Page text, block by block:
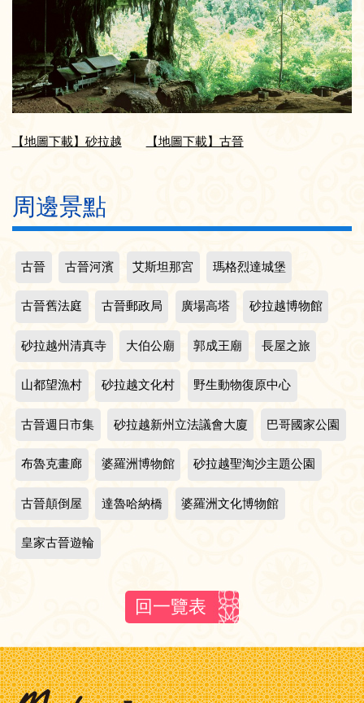
【地圖下載】砂拉越 【地圖下載】古晉
周邊景點
古晉 古晉河濱 艾斯坦那宮 瑪格烈達城堡
古晉舊法庭 古晉郵政局 廣場高塔 砂拉越博物館
砂拉越州清真寺 大伯公廟 郭成王廟 長屋之旅
山都望漁村 砂拉越文化村 野生動物復原中心
古晉週日市集 砂拉越新州立法議會大廈 巴哥國家公園
布魯克畫廊 婆羅洲博物館 砂拉越聖淘沙主題公園
古晉顛倒屋 達魯哈納橋 婆羅洲文化博物館
皇家古晉遊輪
回一覽表